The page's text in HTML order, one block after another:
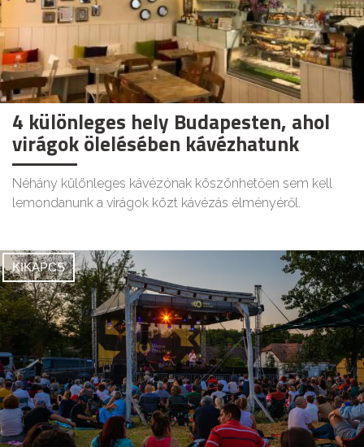
4 különleges hely Budapesten, ahol
virágok ölelésében kávézhatunk
Néhány különleges kávézónak köszönhetően sem kell
lemondanunk a virágok közt kávézás élményéről.
KIKAPCS